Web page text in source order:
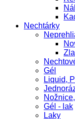
Nechtárky
Gél
Liquid,
Gél - lak
Laky